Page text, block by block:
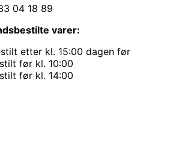
04 18 89
varer:
etter kl. 15:00 dagen før
før kl. 10:00
før kl. 14:00